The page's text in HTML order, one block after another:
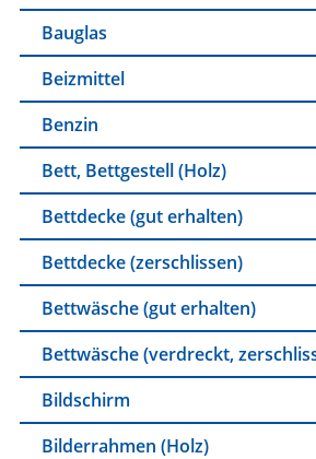
Bauglas
Beizmittel
Benzin
Bett, Bettgestell (Holz)
Bettdecke (gut erhalten)
Bettdecke (zerschlissen)
Bettwäsche (gut erhalten)
Bettwäsche (verdreckt,
Bildschirm
Bilderrahmen (Holz)